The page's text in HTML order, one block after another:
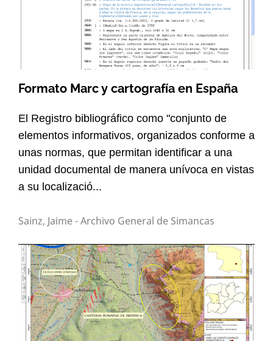
Formato Marc y cartografía en España
El Registro bibliográfico como "conjunto de
elementos informativos, organizados conforme a
unas normas, que permitan identificar a una
unidad documental de manera unívoca en vistas
a su localizació...
Sainz, Jaime - Archivo General de Simancas